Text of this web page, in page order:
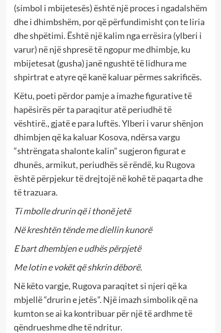
(simbol i mbijetesës) është një proces i ngadalshëm
dhe i dhimbshëm, por që përfundimisht çon te liria
dhe shpëtimi. Është një kalim nga errësira (ylberi i
varur) në një shpresë të ngopur me dhimbje, ku
mbijetesat (gusha) janë ngushtë të lidhura me
shpirtrat e atyre që kanë kaluar përmes sakrificës.
Këtu, poeti përdor pamje a imazhe figurative të
hapësirës për ta paraqitur atë periudhë të
vështirë., gjatë e para luftës. Ylberi i varur shënjon
dhimbjen që ka kaluar Kosova, ndërsa vargu
“shtrëngata shalonte kalin” sugjeron figurat e
dhunës, armikut, periudhës së rëndë, ku Rugova
është përpjekur të drejtojë në kohë të paqarta dhe
të trazuara.
Ti mbolle drurin që i thonë jetë
Në kreshtën tënde me diellin kunorë
E bart dhembjen e udhës përpjetë
Me lotin e vokët që shkrin dëborë.
Në këto vargje, Rugova paraqitet si njeri që ka
mbjellë “drurin e jetës”. Një imazh simbolik që na
kumton se ai ka kontribuar për një të ardhme të
qëndrueshme dhe të ndritur.